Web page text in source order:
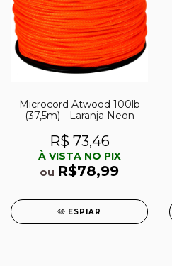
Microcord Atwood 100lb
(37,5m) - Laranja Neon
R$ 73,46
À VISTA NO PIX
ou R$78,99
ESPIAR